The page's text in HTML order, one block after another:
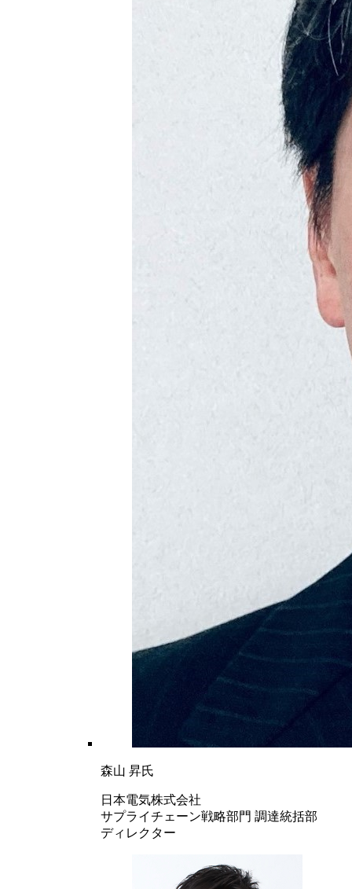
森山 昇氏
日本電気株式会社
サプライチェーン戦略部門 調達統括部
ディレクター